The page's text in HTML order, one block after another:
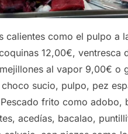
calientes como el pulpo a
12,00€, ventresca
al vapor 9,00€ o
sucio, pulpo, pez
frito como adobo,
acedías, bacalao,